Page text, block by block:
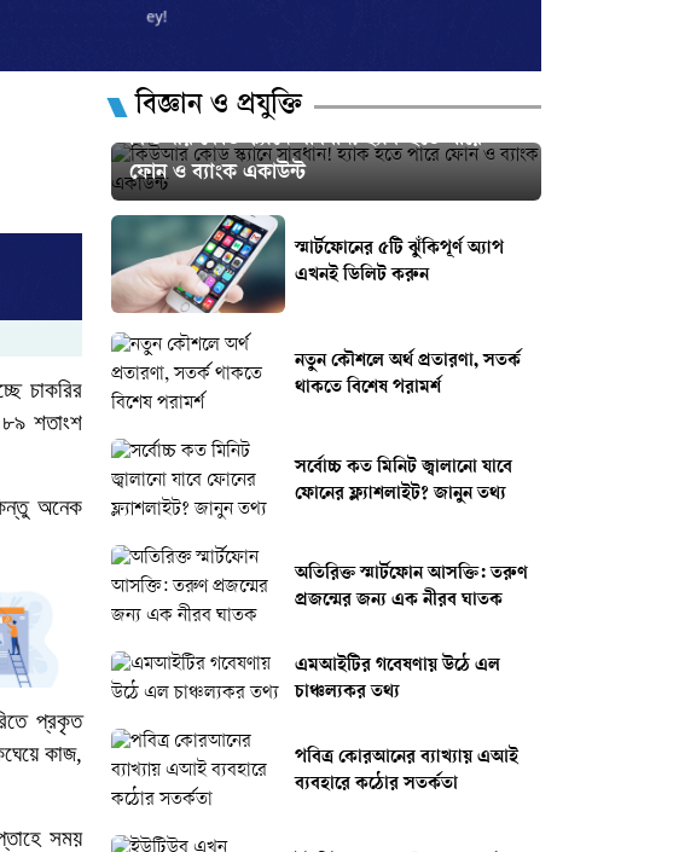
চাকরির
৮৯ শতাংশ
অনেক
প্রকৃত
কাজ,
সময়
বিজ্ঞান ও প্রযুক্তি
কিউআর কোড স্ক্যানে সাবধান! হ্যাক হতে পারে
ফোন ও ব্যাংক একাউন্ট
স্মার্টফোনের ৫টি ঝুঁকিপূর্ণ অ্যাপ
এখনই ডিলিট করুন
নতুন কৌশলে অর্থ প্রতারণা, সতর্ক
থাকতে বিশেষ পরামর্শ
সর্বোচ্চ কত মিনিট জ্বালানো যাবে
ফোনের ফ্ল্যাশলাইট? জানুন তথ্য
অতিরিক্ত স্মার্টফোন আসক্তি: তরুণ
প্রজন্মের জন্য এক নীরব ঘাতক
এমআইটির গবেষণায় উঠে এল
চাঞ্চল্যকর তথ্য
পবিত্র কোরআনের ব্যাখ্যায় এআই
ব্যবহারে কঠোর সতর্কতা